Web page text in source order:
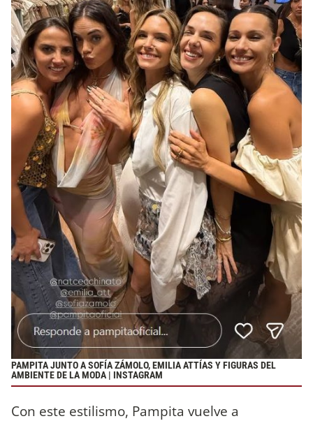
PAMPITA JUNTO A SOFÍA ZÁMOLO, EMILIA ATTÍAS Y FIGURAS DEL
AMBIENTE DE LA MODA | INSTAGRAM
Con este estilismo, Pampita vuelve a